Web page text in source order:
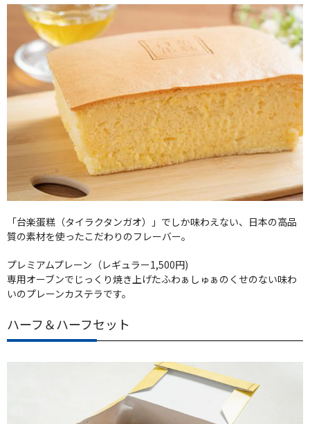
「台楽蛋糕（タイラクタンガオ）」でしか味わえない、日本の高品
質の素材を使ったこだわりのフレーバー。
プレミアムプレーン（レギュラー1,500円)
専用オーブンでじっくり焼き上げたふわぁしゅぁのくせのない味わ
いのプレーンカステラです。
ハーフ＆ハーフセット